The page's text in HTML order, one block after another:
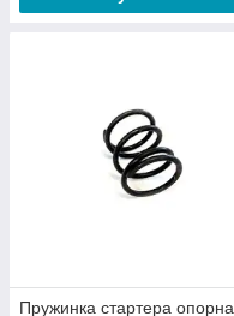
Пружинка стартера опорна